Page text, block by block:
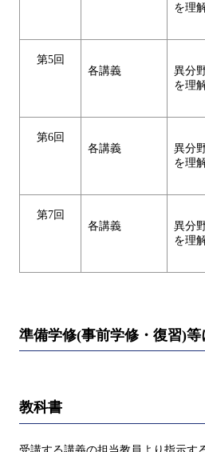
を理
第5回
各講義
異分
を理
第6回
各講義
異分
を理
第7回
各講義
異分
を理
準備学修(事前学修・復習)
教科書